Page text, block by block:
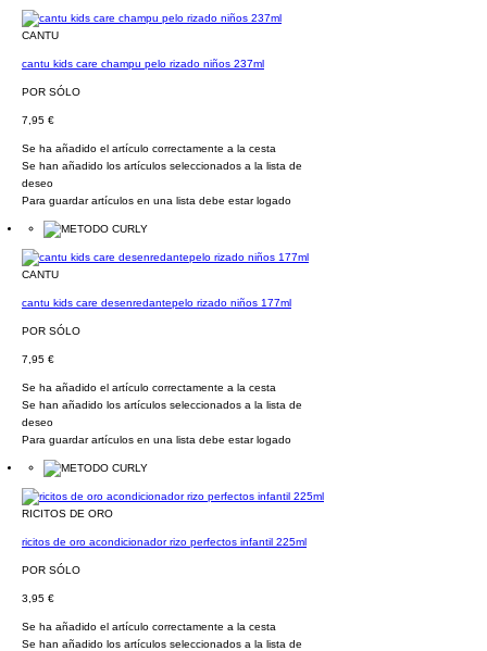
CANTU
cantu kids care champu pelo rizado niños 237ml
POR SÓLO
7,95 €
Se ha añadido el artículo correctamente a la cesta
Se han añadido los artículos seleccionados a la lista de
deseo
Para guardar artículos en una lista debe estar logado
CANTU
cantu kids care desenredantepelo rizado niños 177ml
POR SÓLO
7,95 €
Se ha añadido el artículo correctamente a la cesta
Se han añadido los artículos seleccionados a la lista de
deseo
Para guardar artículos en una lista debe estar logado
RICITOS DE ORO
ricitos de oro acondicionador rizo perfectos infantil 225ml
POR SÓLO
3,95 €
Se ha añadido el artículo correctamente a la cesta
Se han añadido los artículos seleccionados a la lista de